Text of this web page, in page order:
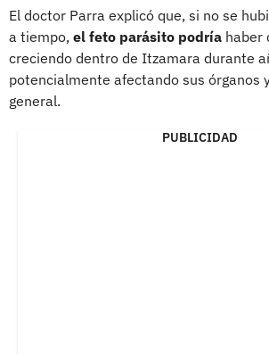
El doctor Parra explicó que, si no se
a tiempo, el feto parásito podría haber
creciendo dentro de Itzamara durante
potencialmente afectando sus órganos
general.
PUBLICIDAD